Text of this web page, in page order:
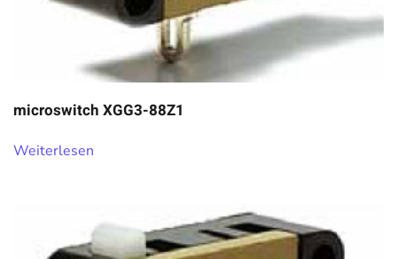
microswitch XGG3-88Z1
Weiterlesen